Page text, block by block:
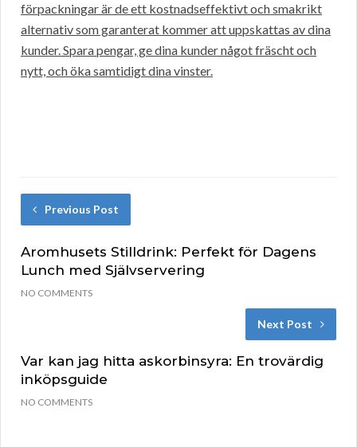
förpackningar är de ett kostnadseffektivt och smakrikt
alternativ som garanterat kommer att uppskattas av dina
kunder. Spara pengar, ge dina kunder något fräscht och
nytt, och öka samtidigt dina vinster.
Previous Post
Aromhusets Stilldrink: Perfekt för Dagens
Lunch med Självservering
NO COMMENTS
Next Post
Var kan jag hitta askorbinsyra: En trovärdig
inköpsguide
NO COMMENTS